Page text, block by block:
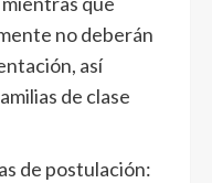
no deberán
así
de clase
de postulación: